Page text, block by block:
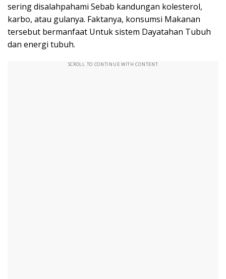
sering disalahpahami Sebab kandungan kolesterol,
karbo, atau gulanya. Faktanya, konsumsi Makanan
tersebut bermanfaat Untuk sistem Dayatahan Tubuh
dan energi tubuh.
SCROLL TO CONTINUE WITH CONTENT